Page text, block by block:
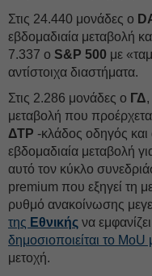
Στις 24.440 μονάδες ο
εβδομαδιαία μεταβολή
7.337 ο S&P 500 με
αντίστοιχα διαστήματα.
Στις 2.286 μονάδες ο ΓΔ
μεταβολή που
ΔΤΡ -κλάδος οδηγός
εβδομαδιαία μεταβολή
αυτό τον κύκλο
premium που εξηγεί τη
ρυθμό ανακοίνωσης
της Εθνικής να
δημοσιοποιείται το
μετοχή.